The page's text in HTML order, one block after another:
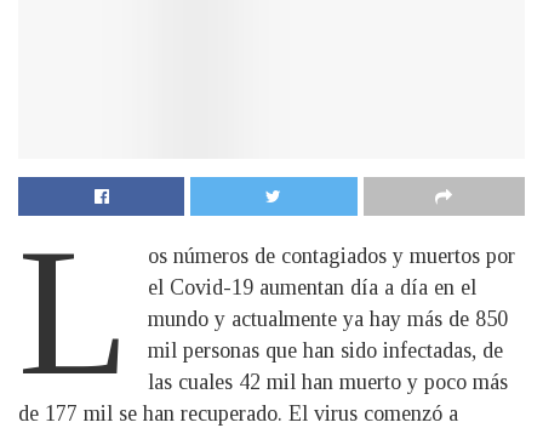
L
os números de contagiados y muertos por
el Covid-19 aumentan día a día en el
mundo y actualmente ya hay más de 850
mil personas que han sido infectadas, de
las cuales 42 mil han muerto y poco más
de 177 mil se han recuperado. El virus comenzó a